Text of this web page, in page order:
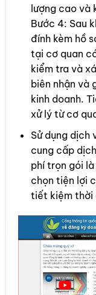
lượng cao và
Bước 4: Sau
đính kèm hồ
tại cơ quan
kiểm tra và
biên nhận và
kinh doanh.
xử lý từ cơ
Sử dụng dịch
cung cấp
phí trọn gói là
chọn tiện lợi
tiết kiệm thời